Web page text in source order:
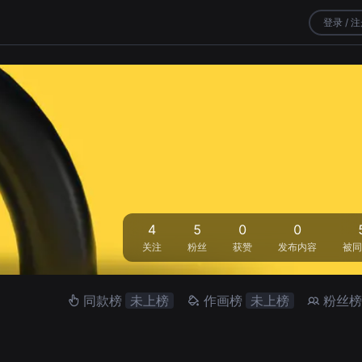
登录 /
4
关注
5
粉丝
0
获赞
0
发布内容 被
同款榜 未上榜 作画榜 未上榜 粉丝榜